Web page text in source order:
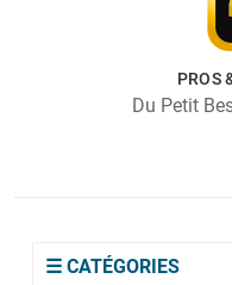
PROS
Du Petit
☰ CATÉGORIES